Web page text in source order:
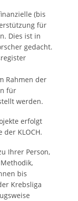
(bis
für
Dies ist in
gedacht.
Rahmen der
für
werden.
erfolgt
KLOCH.
Ihrer Person,
bis
Krebsliga